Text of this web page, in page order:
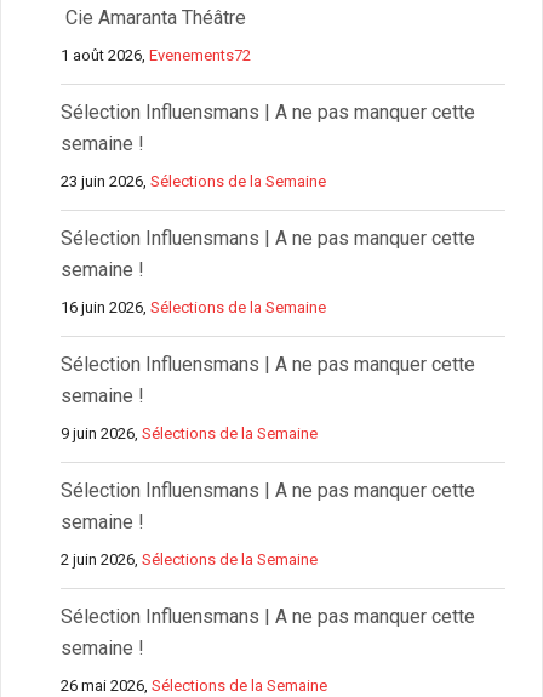
Cie Amaranta Théâtre
1 août 2026,Evenements72
Sélection Influensmans | A ne pas manquer cette
semaine !
23 juin 2026,Sélections de la Semaine
Sélection Influensmans | A ne pas manquer cette
semaine !
16 juin 2026,Sélections de la Semaine
Sélection Influensmans | A ne pas manquer cette
semaine !
9 juin 2026,Sélections de la Semaine
Sélection Influensmans | A ne pas manquer cette
semaine !
2 juin 2026,Sélections de la Semaine
Sélection Influensmans | A ne pas manquer cette
semaine !
26 mai 2026,Sélections de la Semaine